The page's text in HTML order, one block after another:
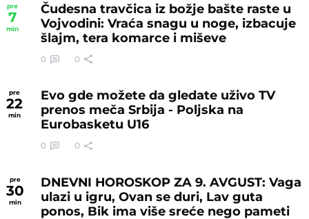
pre
7
min
Čudesna travčica iz božje bašte raste u
Vojvodini: Vraća snagu u noge, izbacuje
šlajm, tera komarce i miševe
0 0
pre
22
min
Evo gde možete da gledate uživo TV
prenos meča Srbija - Poljska na
Eurobasketu U16
0 0
pre
30
min
DNEVNI HOROSKOP ZA 9. AVGUST: Vaga
ulazi u igru, Ovan se duri, Lav guta
ponos, Bik ima više sreće nego pameti